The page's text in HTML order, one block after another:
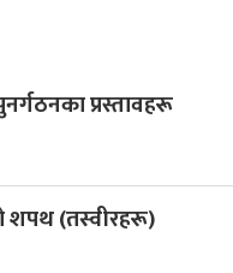
प्रस्तावहरू
शपथ (तस्वीरहरू)